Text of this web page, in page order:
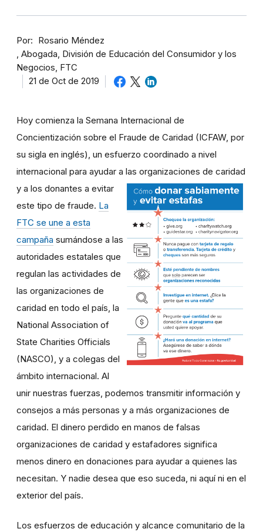
Por
Rosario Méndez
Abogada, División de Educación del Consumidor y los
Negocios, FTC
21 de Oct de 2019
Hoy comienza la Semana Internacional de
Concientización sobre el Fraude de Caridad (ICFAW, por
su sigla en inglés), un esfuerzo coordinado a nivel
internacional para ayudar a las organizaciones de caridad
y a los donantes a evitar
este tipo de fraude. La
FTC se une a esta
campaña sumándose a las
autoridades estatales que
regulan las actividades de
las organizaciones de
caridad en todo el país, la
National Association of
State Charities Officials
(NASCO), y a colegas del
ámbito internacional. Al
unir nuestras fuerzas, podemos transmitir información y
consejos a más personas y a más organizaciones de
caridad. El dinero perdido en manos de falsas
organizaciones de caridad y estafadores significa
menos dinero en donaciones para ayudar a quienes las
necesitan. Y nadie desea que eso suceda, ni aquí ni en el
exterior del país.
Los esfuerzos de educación y alcance comunitario de la